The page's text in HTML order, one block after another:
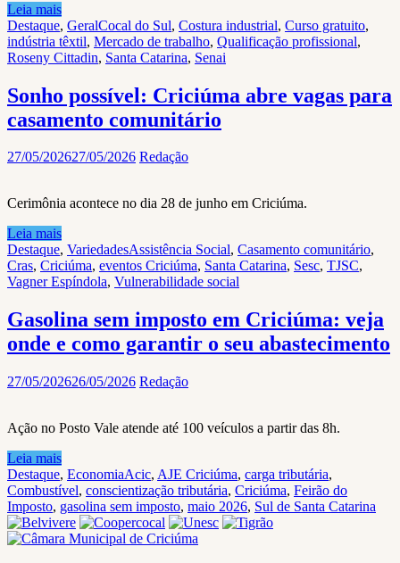
Leia mais
Destaque, GeralCocal do Sul, Costura industrial, Curso gratuito,
indústria têxtil, Mercado de trabalho, Qualificação profissional,
Roseny Cittadin, Santa Catarina, Senai
Sonho possível: Criciúma abre vagas para
casamento comunitário
27/05/202627/05/2026 Redação
Cerimônia acontece no dia 28 de junho em Criciúma.
Leia mais
Destaque, VariedadesAssistência Social, Casamento comunitário,
Cras, Criciúma, eventos Criciúma, Santa Catarina, Sesc, TJSC,
Vagner Espíndola, Vulnerabilidade social
Gasolina sem imposto em Criciúma: veja
onde e como garantir o seu abastecimento
27/05/202626/05/2026 Redação
Ação no Posto Vale atende até 100 veículos a partir das 8h.
Leia mais
Destaque, EconomiaAcic, AJE Criciúma, carga tributária,
Combustível, conscientização tributária, Criciúma, Feirão do
Imposto, gasolina sem imposto, maio 2026, Sul de Santa Catarina